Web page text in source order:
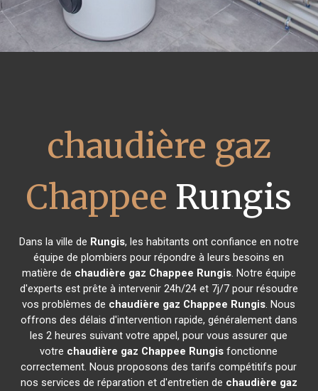
chaudière gaz
Chappee Rungis
Dans la ville de Rungis, les habitants ont confiance en notre
équipe de plombiers pour répondre à leurs besoins en
matière de chaudière gaz Chappee Rungis. Notre équipe
d'experts est prête à intervenir 24h/24 et 7j/7 pour résoudre
vos problèmes de chaudière gaz Chappee Rungis. Nous
offrons des délais d'intervention rapide, généralement dans
les 2 heures suivant votre appel, pour vous assurer que
votre chaudière gaz Chappee Rungis fonctionne
correctement. Nous proposons des tarifs compétitifs pour
nos services de réparation et d'entretien de chaudière gaz